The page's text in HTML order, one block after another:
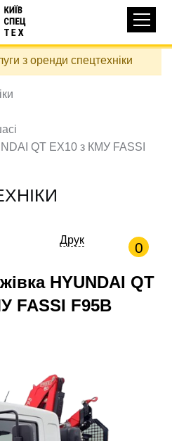
ЗАДАТИ ПИТАННЯ
з оренди спецтехніки
QT EX10 з КМУ FASSI
Друк 0
HYUNDAI QT
FASSI F95B